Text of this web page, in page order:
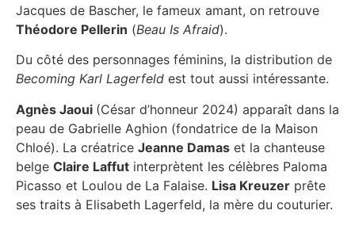
Jacques de Bascher, le fameux amant, on retrouve
Théodore Pellerin (Beau Is Afraid).
Du côté des personnages féminins, la distribution de
Becoming Karl Lagerfeld est tout aussi intéressante.
Agnès Jaoui (César d’honneur 2024) apparaît dans la
peau de Gabrielle Aghion (fondatrice de la Maison
Chloé). La créatrice Jeanne Damas et la chanteuse
belge Claire Laffut interprètent les célèbres Paloma
Picasso et Loulou de La Falaise. Lisa Kreuzer prête
ses traits à Elisabeth Lagerfeld, la mère du couturier.